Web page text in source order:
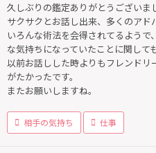
久しぶりの鑑定ありがとうございま
サクサクとお話し出来、多くのアド
いろんな術法を会得されてるよう
な気持ちになっていたことに関して
以前お話しした時よりもフレンドリ
がたかったです。
またお願いしますね。
相手の気持ち 仕事